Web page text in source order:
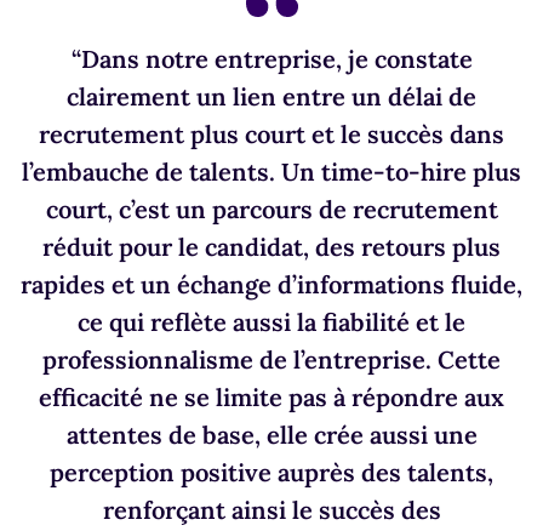
“Dans notre entreprise, je constate
clairement un lien entre un délai de
recrutement plus court et le succès dans
l’embauche de talents. Un time-to-hire plus
court, c’est un parcours de recrutement
réduit pour le candidat, des retours plus
rapides et un échange d’informations fluide,
ce qui reflète aussi la fiabilité et le
professionnalisme de l’entreprise. Cette
efficacité ne se limite pas à répondre aux
attentes de base, elle crée aussi une
perception positive auprès des talents,
renforçant ainsi le succès des